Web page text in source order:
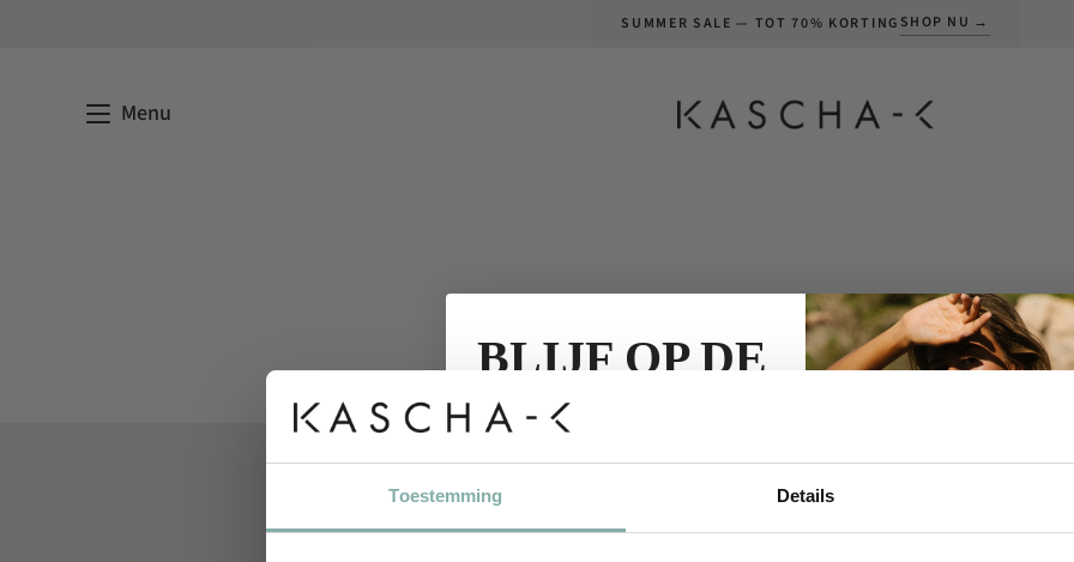
Toestemming Details
SUMMER SALE — TOT 70% KORTING SHOP NU →
Menu
BLIJF OP DE
HOOGTE!
Ontdek speciale acties, nieuwe